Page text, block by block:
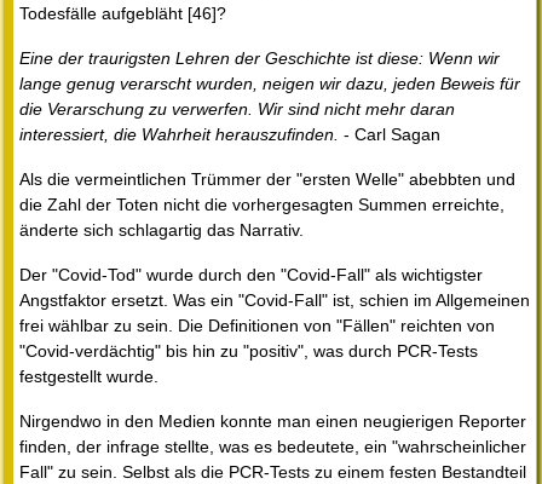
Todesfälle aufgebläht [46]?
Eine der traurigsten Lehren der Geschichte ist diese: Wenn wir
lange genug verarscht wurden, neigen wir dazu, jeden Beweis für
die Verarschung zu verwerfen. Wir sind nicht mehr daran
interessiert, die Wahrheit herauszufinden. - Carl Sagan
Als die vermeintlichen Trümmer der "ersten Welle" abebbten und
die Zahl der Toten nicht die vorhergesagten Summen erreichte,
änderte sich schlagartig das Narrativ.
Der "Covid-Tod" wurde durch den "Covid-Fall" als wichtigster
Angstfaktor ersetzt. Was ein "Covid-Fall" ist, schien im Allgemeinen
frei wählbar zu sein. Die Definitionen von "Fällen" reichten von
"Covid-verdächtig" bis hin zu "positiv", was durch PCR-Tests
festgestellt wurde.
Nirgendwo in den Medien konnte man einen neugierigen Reporter
finden, der infrage stellte, was es bedeutete, ein "wahrscheinlicher
Fall" zu sein. Selbst als die PCR-Tests zu einem festen Bestandteil